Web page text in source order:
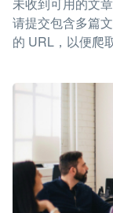
请提交包含多篇
的 URL，以便爬